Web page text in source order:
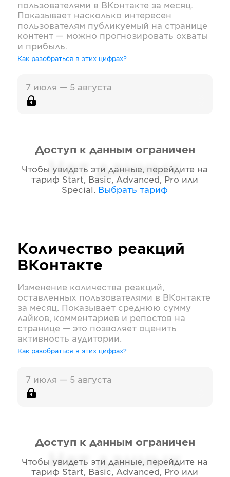
пользователями в ВКонтакте за месяц.
Показывает насколько интересен
пользователям публикуемый на странице
контент — можно прогнозировать охваты
и прибыль.
Как разобраться в этих цифрах?
7 июля — 5 августа
Нет данных
Доступ к данным ограничен
Чтобы увидеть эти данные, перейдите на
тариф Start, Basic, Advanced, Pro или
Special . Выбрать тариф
Количество реакций
ВКонтакте
Изменение количества реакций,
оставленных пользователями в ВКонтакте
за месяц. Показывает среднюю сумму
лайков, комментариев и репостов на
странице — это позволяет оценить
активность аудитории.
Как разобраться в этих цифрах?
7 июля — 5 августа
Нет данных
Доступ к данным ограничен
Чтобы увидеть эти данные, перейдите на
тариф Start, Basic, Advanced, Pro или